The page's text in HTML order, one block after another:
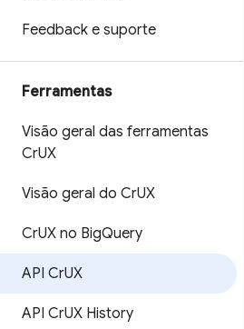
Feedback e suporte
Ferramentas
Visão geral das ferramentas
CrUX
Visão geral do CrUX
CrUX no BigQuery
API CrUX
API CrUX History